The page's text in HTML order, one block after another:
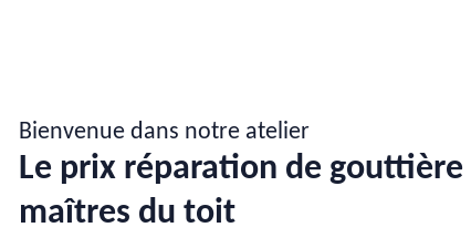
Bienvenue dans notre atelier
Le prix réparation de gouttière
maîtres du toit